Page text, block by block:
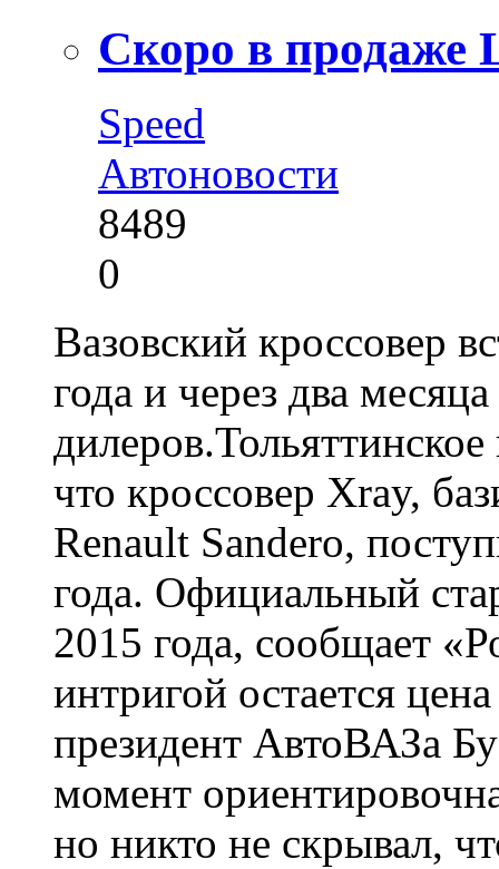
Скоро в продаже
Speed
Автоновости
8489
0
Вазовский кроссовер
года и через два
что кроссовер Xray,
Renault Sandero,
года. Официальный
2015 года, сообщает
интригой остается
президент АвтоВАЗа
момент
но никто не скрывал,